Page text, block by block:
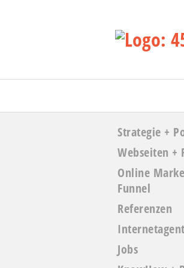
Strategie +
Webseiten +
Online
Funnel
Referenzen
Jobs